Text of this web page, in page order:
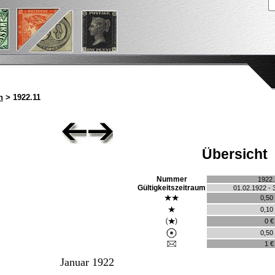
> 1922.11
Übersicht
Nummer
Gültigkeitszeitraum
01.02.1922 -
0,50
0,10
0 €
0,50
1 €
Januar 1922